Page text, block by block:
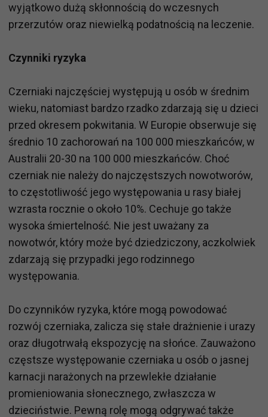
wyjątkowo dużą skłonnością do wczesnych
przerzutów oraz niewielką podatnością na leczenie.
Czynniki ryzyka
Czerniaki najczęściej występują u osób w średnim
wieku, natomiast bardzo rzadko zdarzają się u dzieci
przed okresem pokwitania. W Europie obserwuje się
średnio 10 zachorowań na 100 000 mieszkańców, w
Australii 20-30 na 100 000 mieszkańców. Choć
czerniak nie należy do najczęstszych nowotworów,
to częstotliwość jego występowania u rasy białej
wzrasta rocznie o około 10%. Cechuje go także
wysoka śmiertelność. Nie jest uważany za
nowotwór, który może być dziedziczony, aczkolwiek
zdarzają się przypadki jego rodzinnego
występowania.
Do czynników ryzyka, które mogą powodować
rozwój czerniaka, zalicza się stałe drażnienie i urazy
oraz długotrwałą ekspozycję na słońce. Zauważono
częstsze występowanie czerniaka u osób o jasnej
karnacji narażonych na przewlekłe działanie
promieniowania słonecznego, zwłaszcza w
dzieciństwie. Pewną rolę mogą odgrywać także